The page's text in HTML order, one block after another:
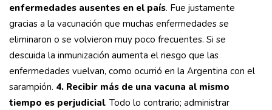
enfermedades ausentes en el país. Fue justamente
gracias a la vacunación que muchas enfermedades se
eliminaron o se volvieron muy poco frecuentes. Si se
descuida la inmunización aumenta el riesgo que las
enfermedades vuelvan, como ocurrió en la Argentina con el
sarampión. 4. Recibir más de una vacuna al mismo
tiempo es perjudicial. Todo lo contrario; administrar